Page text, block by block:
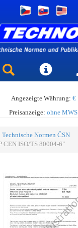
Angezeigte Währung: €
Preisanzeige: ohne MWS
Technische Normen ČSN
CEN ISO/TS 80004-6"